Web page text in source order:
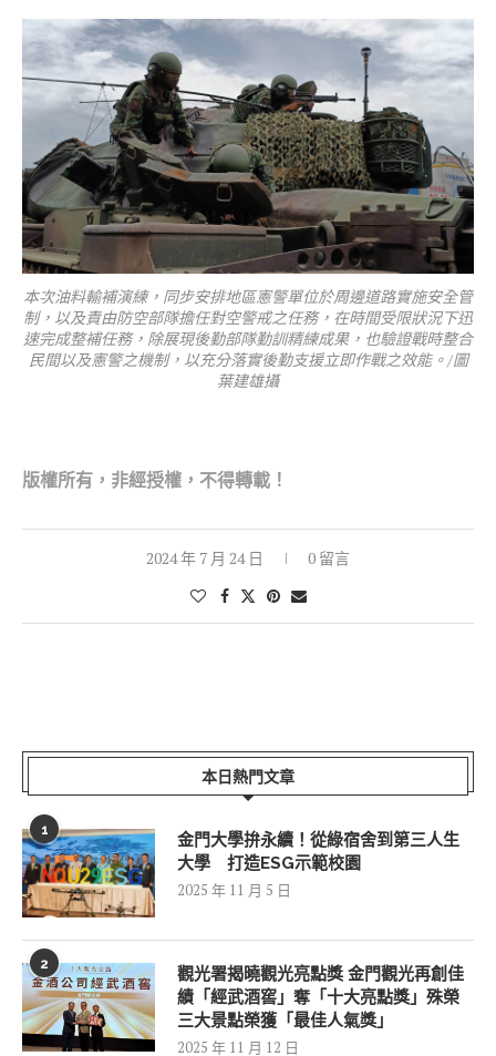
本次油料輸補演練，同步安排地區憲警單位於周邊道路實施安全管
制，以及責由防空部隊擔任對空警戒之任務，在時間受限狀況下迅
速完成整補任務，除展現後勤部隊勤訓精練成果，也驗證戰時整合
民間以及憲警之機制，以充分落實後勤支援立即作戰之效能。/圖
葉建雄攝
版權所有，非經授權，不得轉載！
2024 年 7 月 24 日 0 留言
本日熱門文章
1
金門大學拚永續！從綠宿舍到第三人生
大學 打造ESG示範校園
2025 年 11 月 5 日
2
觀光署揭曉觀光亮點獎 金門觀光再創佳
績「經武酒窖」奪「十大亮點獎」殊榮
三大景點榮獲「最佳人氣獎」
2025 年 11 月 12 日